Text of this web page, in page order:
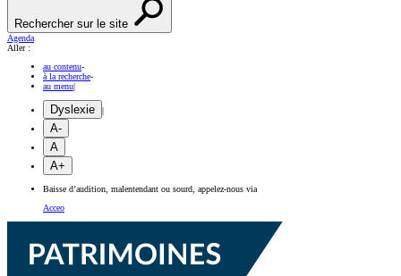
Rechercher sur le site
Agenda
Aller :
au contenu-
à la recherche-
au menu|
Dyslexie |
A-
A
A+
Baisse d’audition, malentendant ou sourd, appelez-nous via
Acceo